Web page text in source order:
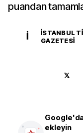
puandan
İ
İSTANBUL
GAZETESI
ekleyin